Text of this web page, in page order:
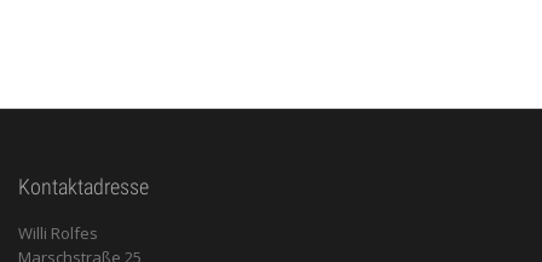
Kontaktadresse
Willi Rolfes